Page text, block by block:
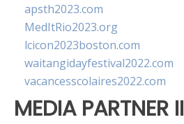
apsth2023.com
MedItRio2023.org
lcicon2023boston.com
waitangidayfestival2022.com
vacancesscolaires2022.com
MEDIA PARTNER II